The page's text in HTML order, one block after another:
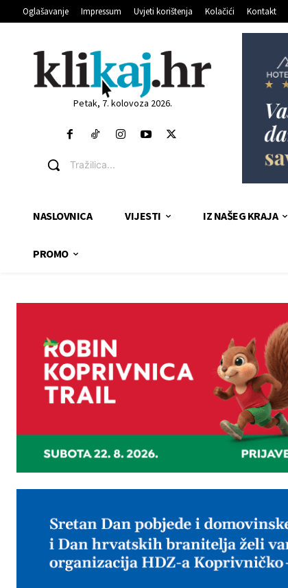
Oglašavanje Impressum Uvjeti korištenja Kolačići Kontakt
Petak, 7. kolovoza 2026.
Tražilica...
NASLOVNICA VIJESTI IZ NAŠEG KRAJA
PROMO